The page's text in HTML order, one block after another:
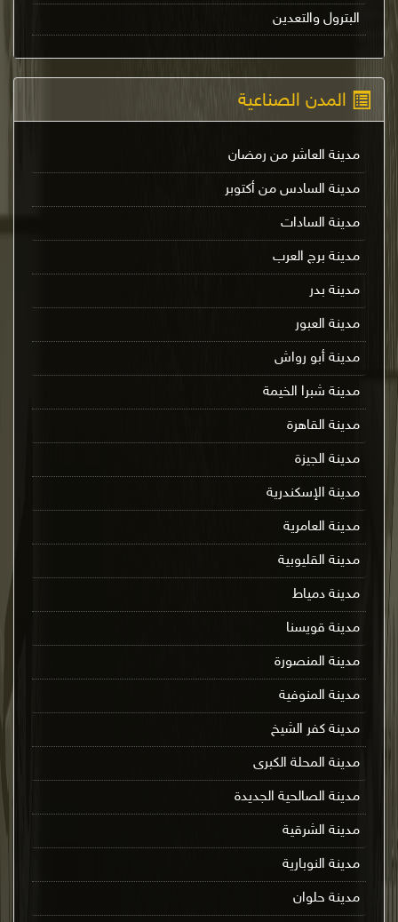
البترول والتعدين
المدن الصناعية
مدينة العاشر من رمضان
مدينة السادس من أكتوبر
مدينة السادات
مدينة برج العرب
مدينة بدر
مدينة العبور
مدينة أبو رواش
مدينة شبرا الخيمة
مدينة القاهرة
مدينة الجيزة
مدينة الإسكندرية
مدينة العامرية
مدينة القليوبية
مدينة دمياط
مدينة قويسنا
مدينة المنصورة
مدينة المنوفية
مدينة كفر الشيخ
مدينة المحلة الكبرى
مدينة الصالحية الجديدة
مدينة الشرقية
مدينة النوبارية
مدينة حلوان